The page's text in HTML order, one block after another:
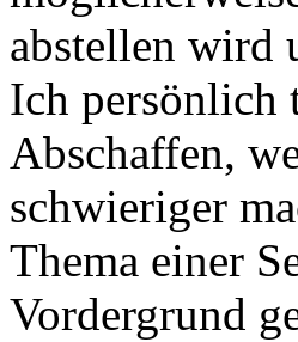
abstellen wird
Ich persönlich
Abschaffen,
schwieriger
Thema einer
Vordergrund